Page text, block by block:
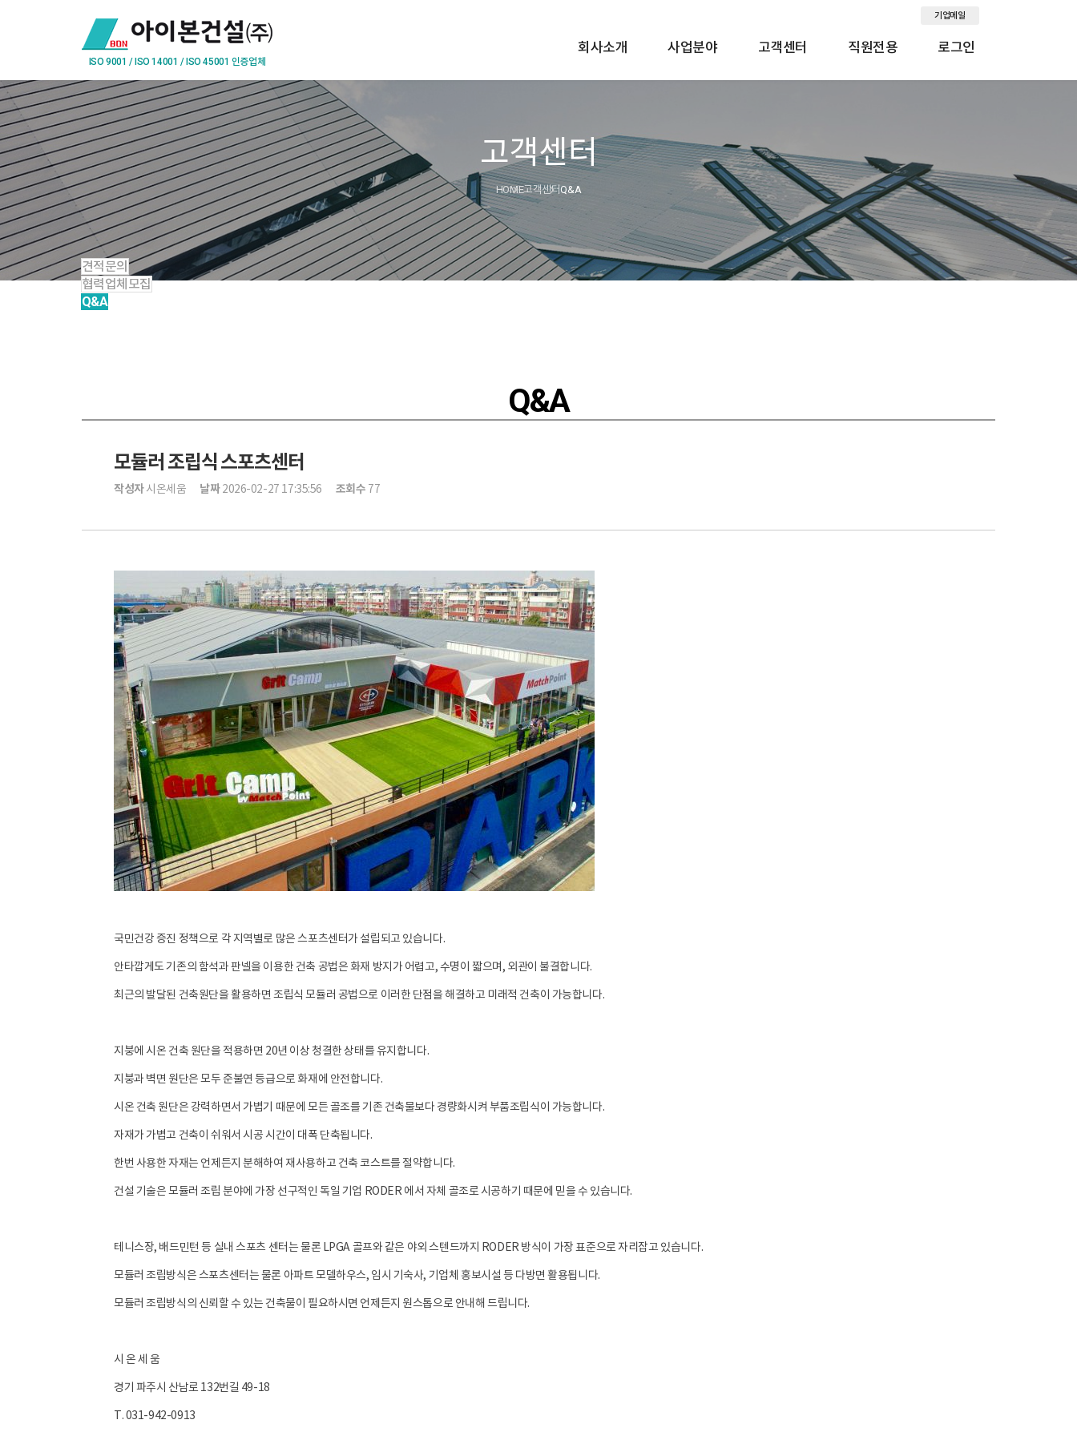
기업메일
회사소개 사업분야 고객센터 직원전용 로그인
고객센터
HOME고객센터 Q&A
견적문의
협력업체모집
Q&A
Q&A
모듈러 조립식 스포츠센터
작성자시온세움 날짜2026-02-27 17:35:56 조회수 77
국민건강 증진 정책으로 각 지역별로 많은 스포츠센터가 설립되고 있습니다.
안타깝게도 기존의 함석과 판넬을 이용한 건축 공법은 화재 방지가 어렵고, 수명이 짧으며, 외관이 불결합니다.
최근의 발달된 건축원단을 활용하면 조립식 모듈러 공법으로 이러한 단점을 해결하고 미래적 건축이 가능합니다.
지붕에 시온 건축 원단을 적용하면 20년 이상 청결한 상태를 유지합니다.
지붕과 벽면 원단은 모두 준불연 등급으로 화재에 안전합니다.
시온 건축 원단은 강력하면서 가볍기 때문에 모든 골조를 기존 건축물보다 경량화시켜 부품조립식이 가능합니다.
자재가 가볍고 건축이 쉬워서 시공 시간이 대폭 단축됩니다.
한번 사용한 자재는 언제든지 분해하여 재사용하고 건축 코스트를 절약합니다.
건설 기술은 모듈러 조립 분야에 가장 선구적인 독일 기업 RODER 에서 자체 골조로 시공하기 때문에 믿을 수 있습니다.
테니스장, 배드민턴 등 실내 스포츠 센터는 물론 LPGA 골프와 같은 야외 스텐드까지 RODER 방식이 가장 표준으로 자리잡고 있습니다.
모듈러 조립방식은 스포츠센터는 물론 아파트 모델하우스, 임시 기숙사, 기업체 홍보시설 등 다방면 활용됩니다.
모듈러 조립방식의 신뢰할 수 있는 건축물이 필요하시면 언제든지 원스톱으로 안내해 드립니다.
시 온 세 움
경기 파주시 산남로 132번길 49-18
T. 031-942-0913